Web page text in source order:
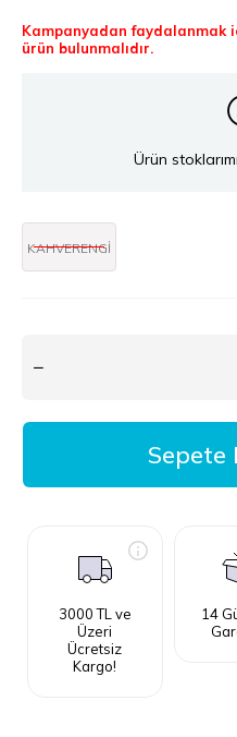
Kampanyadan faydalanmak
ürün bulunmalıdır.
Ürün
KAHVERENGİ
3000 TL ve
Üzeri
Ücretsiz
Kargo!
14